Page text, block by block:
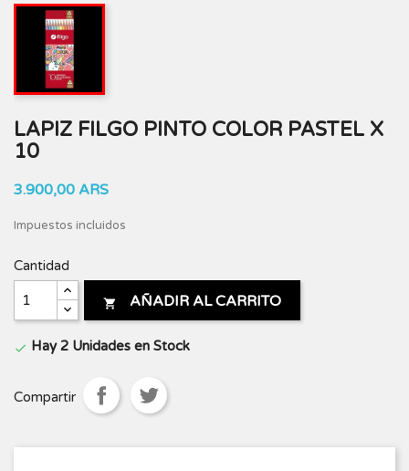
LAPIZ FILGO PINTO COLOR PASTEL X
10
3.900,00 ARS
Impuestos incluidos
Cantidad
 AÑADIR AL CARRITO
 Hay 2 Unidades en Stock
Compartir